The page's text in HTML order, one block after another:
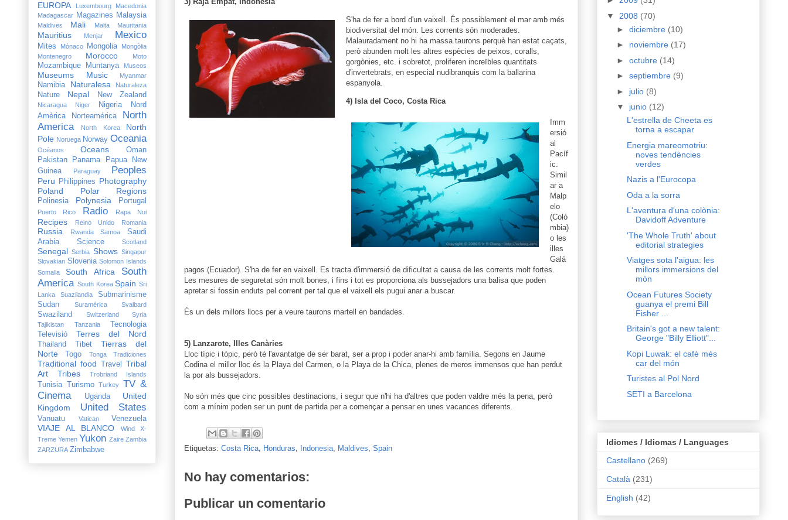
S'ha de fer a bord d'un vaixell. És possiblement el mar amb més
biodiversitat del món. Les corrents són moderades.
Malauradament no hi ha massa taurons perquè han estat caçats,
però abunden molt les altres espècies de peixos, coralls,
gorgònies, etc. i sobretot, proliferen increïbles quantitats
d'invertebrats, en especial nudibranquis com la ballarina
espanyola.
4) Isla del Coco, Costa Rica
Imm
ersió
al
Pacíf
ic.
Simil
ar a
Malp
elo
(Colò
mbia)
o les
illes
Galá
pagos (Ecuador). S'ha de fer en vaixell. Es tracta d'immersió de dificultat a causa de les corrents molt fortes.
Les mesures de seguretat són molt bones, i fins i tot es proporciona als bussejadors una balisa que poden
apretar si fossin enduts pel corrent per tal que el vaixell els pugui anar a buscar.
És un dels millors llocs per a veure taurons martell en bandades.
5) Lanzarote, Illes Canàries
Lloc típic i tòpic, però té l'avantatge de ser barat, ser a prop i poder anar-hi amb família. Segons en Jaume
Codina el millor lloc és la Playa del Carmen, o la Playa de la Chica, plenes de meros immensos que han perdut
la por als bussejadors.
No són més que cinc possibles destinacions, i segur que n'hi ha d'altres que poden valdre més la pena, però
com a mínim poden ser un punt de partida per a començar a pensar en unes vacances diferents.
Etiquetas: Costa Rica Honduras Indonesia Maldives Spain
No hay comentarios:
Publicar un comentario
EUROPA
Luxembourg
Macedonia
Madagascar Magazines Malaysia
Maldives Mali Malta Mauritania
Mauritius Menjar Mexico
Mites Mònaco Mongolia
Mongòlia
Montenegro
Morocco Moto
Mozambique Muntanya Museos
Museums Music Myanmar
Namibia Naturalesa Naturaleza
Nature Nepal New Zealand
Nicaragua Niger Nigeria
Nord
Amèrica
Norteamérica
North
America
North Korea
North
Pole Noruega Norway Oceania
Océanos Oceans
Oman
Pakistan
Panama
Papua New
Guinea
Paraguay Peoples
Peru Philippines Photography
Poland
Polar Regions
Polinesia Polynesia Portugal
Puerto Rico Radio Rapa Nui
Recipes Reino Unido Romania
Russia Rwanda Samoa
Saudi
Arabia
Science Scotland
Senegal Serbia Shows Singapur
Slovakian Slovenia Solomon Islands
Somalia
South Africa
South
America South Korea Spain Sri
Lanka
Suazilandia
Submarinisme
Sudan
Suramérica Svalbard
Swaziland Switzerland
Syria
Tajikistan
Tanzania
Tecnologia
Televisió
Terres del Nord
Thailand Tibet
Tierras del
Norte
Togo Tonga Tradiciones
Traditional food Travel
Tribal
Art
Tribes Trobriand Islands
Tunisia Turismo Turkey TV &
Cinema
Uganda
United
Kingdom
United States
Vanuatu Vatican Venezuela
VIAJE AL BLANCO
Wind X-
Treme Yemen Yukon Zaire Zambia
ZARZURA Zimbabwe
▼ 2008 (70)
► diciembre (10)
► noviembre (17)
► octubre (14)
► septiembre (9)
► julio (8)
▼ junio (12)
L'estrella de Cheeta es
torna a escapar
Energia mareomotriu:
noves tendències
verdes
Nazis a l'Eurocopa
Oda a la sorra
L'aventura d'una colònia:
Davidoff Adventure
'The Whole Truth' about
editorial strategies
Viatges sota l'aigua: les
millors immersions del
món
Ocean Futures Society
guanya el premi Bill
Fisher ...
Britain's got a new talent:
George "Billy Elliott"...
Kopi Luwak: el cafè més
car del món
Turistes al Pol Nord
SETI a Barcelona
Idiomes / Idiomas / Languages
Castellano (269)
Català (231)
English (42)